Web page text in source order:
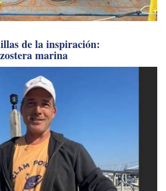
de la inspiración:
marina